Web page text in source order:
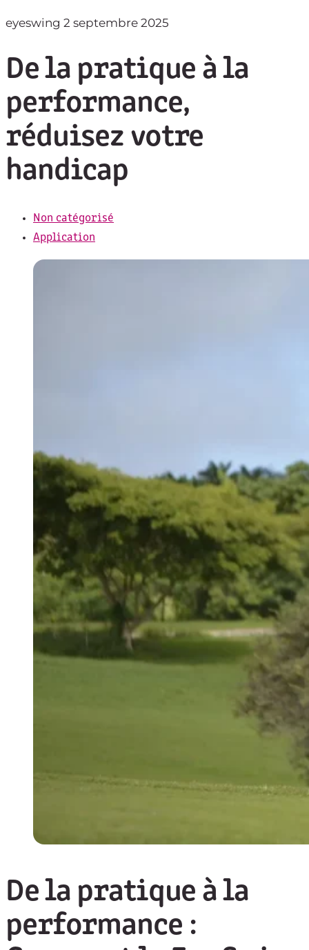
eyeswing 2 septembre 2025
De la pratique à la
performance,
réduisez votre
handicap
Non catégorisé
Application
De la pratique à la
performance :